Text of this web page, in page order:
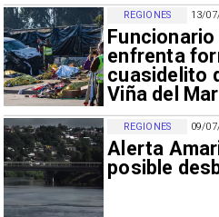
13/
enfrenta
cuasidelito
Viña del Mar
REGIONES
09/
Alerta
posible
REGIONES